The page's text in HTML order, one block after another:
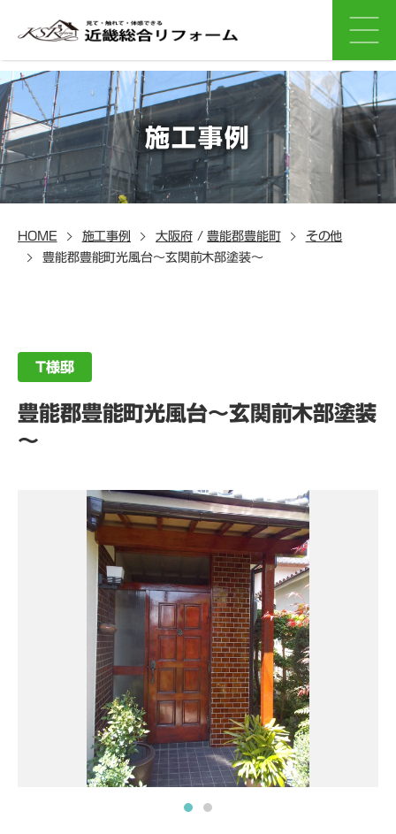
施工事例
HOME 施工事例 大阪府/豊能郡豊能町
その他
豊能郡豊能町光風台～玄関前木部塗装～
T様邸
豊能郡豊能町光風台～玄関前木部塗装
～